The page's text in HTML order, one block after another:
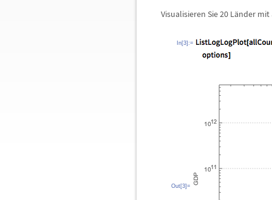
Visualisieren Sie 20 Länder mit
In[3]:=
Out[3]=